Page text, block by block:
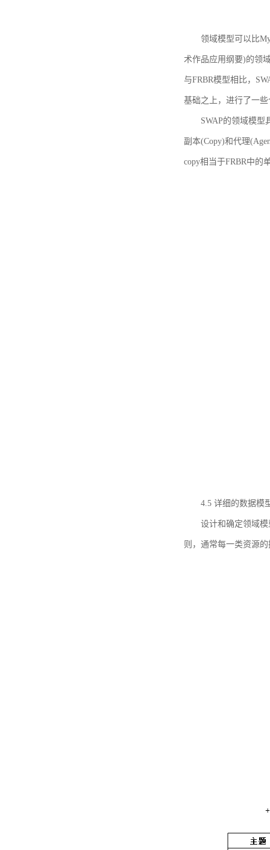
领域模型可以比
术作品应用纲要)的领
与FRBR模型相比，
基础之上，进行了一
SWAP的领域模型
副本(Copy)和代理
copy相当于FRBR中的
4.5 详细的数据模
设计和确定领域
则，通常每一类资源